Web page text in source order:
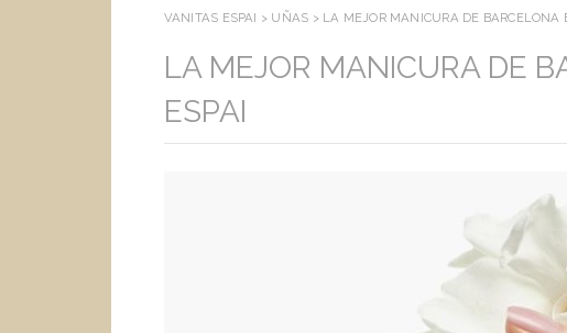
VANITAS ESPAI > UÑAS > LA MEJOR MANICURA DE BARCELONA
LA MEJOR MANICURA DE
ESPAI